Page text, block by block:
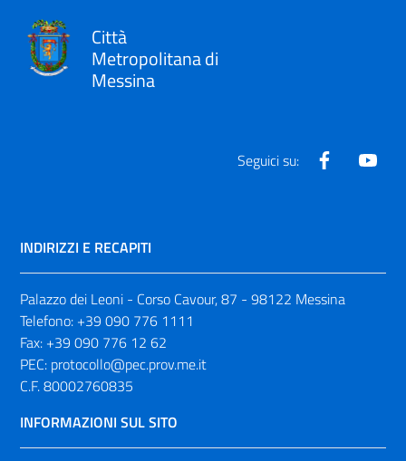
Città
Metropolitana di
Messina
Seguici su: Facebook
INDIRIZZI E RECAPITI
Palazzo dei Leoni - Corso Cavour, 87 - 98122 Messina
Telefono: +39 090 776 1111
Fax: +39 090 776 12 62
PEC: protocollo@pec.prov.me.it
C.F. 80002760835
INFORMAZIONI SUL SITO